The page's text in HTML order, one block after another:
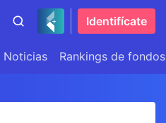
Identifícate
Noticias Rankings de fondos